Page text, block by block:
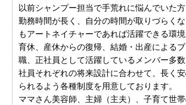
以前シャンプー担当で手荒れに悩んでいた方
勤務時間が長く、自分の時間が取りづらく
もアートネイチャーであれば活躍できる環境
育休、産休からの復帰、結婚・出産による
職、正社員として活躍しているメンバー多数
社員それぞれの将来設計に合わせて、長く
られるよう各種制度を用意しております。
ママさん美容師、主婦（主夫）、子育て世